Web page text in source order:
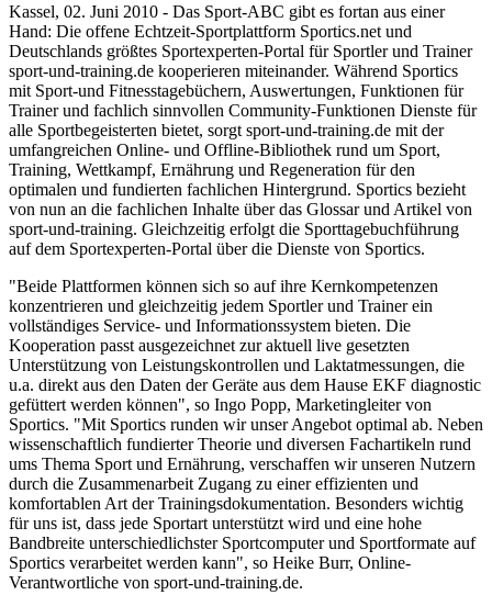
Kassel, 02. Juni 2010 - Das Sport-ABC gibt es fortan aus einer
Hand: Die offene Echtzeit-Sportplattform Sportics.net und
Deutschlands größtes Sportexperten-Portal für Sportler und Trainer
sport-und-training.de kooperieren miteinander. Während Sportics
mit Sport-und Fitnesstagebüchern, Auswertungen, Funktionen für
Trainer und fachlich sinnvollen Community-Funktionen Dienste für
alle Sportbegeisterten bietet, sorgt sport-und-training.de mit der
umfangreichen Online- und Offline-Bibliothek rund um Sport,
Training, Wettkampf, Ernährung und Regeneration für den
optimalen und fundierten fachlichen Hintergrund. Sportics bezieht
von nun an die fachlichen Inhalte über das Glossar und Artikel von
sport-und-training. Gleichzeitig erfolgt die Sporttagebuchführung
auf dem Sportexperten-Portal über die Dienste von Sportics.
"Beide Plattformen können sich so auf ihre Kernkompetenzen
konzentrieren und gleichzeitig jedem Sportler und Trainer ein
vollständiges Service- und Informationssystem bieten. Die
Kooperation passt ausgezeichnet zur aktuell live gesetzten
Unterstützung von Leistungskontrollen und Laktatmessungen, die
u.a. direkt aus den Daten der Geräte aus dem Hause EKF diagnostic
gefüttert werden können", so Ingo Popp, Marketingleiter von
Sportics. "Mit Sportics runden wir unser Angebot optimal ab. Neben
wissenschaftlich fundierter Theorie und diversen Fachartikeln rund
ums Thema Sport und Ernährung, verschaffen wir unseren Nutzern
durch die Zusammenarbeit Zugang zu einer effizienten und
komfortablen Art der Trainingsdokumentation. Besonders wichtig
für uns ist, dass jede Sportart unterstützt wird und eine hohe
Bandbreite unterschiedlichster Sportcomputer und Sportformate auf
Sportics verarbeitet werden kann", so Heike Burr, Online-
Verantwortliche von sport-und-training.de.